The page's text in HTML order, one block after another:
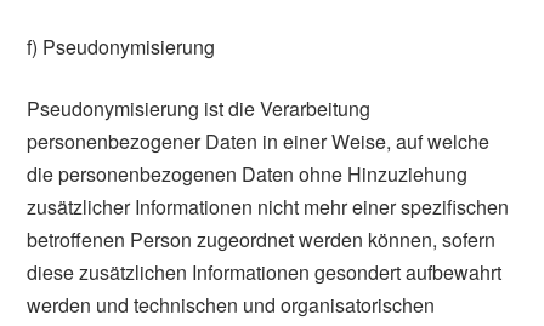
f) Pseudonymisierung
Pseudonymisierung ist die Verarbeitung
personenbezogener Daten in einer Weise, auf welche
die personenbezogenen Daten ohne Hinzuziehung
zusätzlicher Informationen nicht mehr einer spezifischen
betroffenen Person zugeordnet werden können, sofern
diese zusätzlichen Informationen gesondert aufbewahrt
werden und technischen und organisatorischen